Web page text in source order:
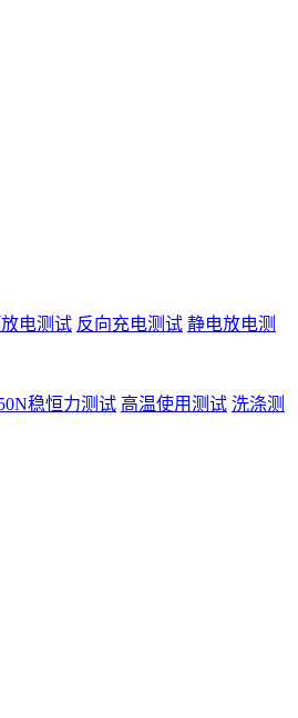
电测试 反向充电测试 静电放电测
稳恒力测试 高温使用测试 洗涤测